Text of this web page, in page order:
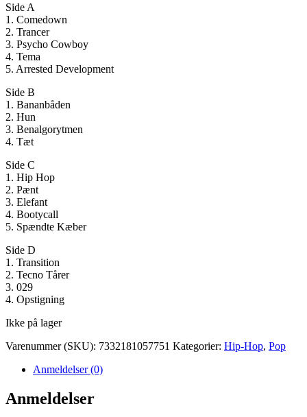
Side A
1. Comedown
2. Trancer
3. Psycho Cowboy
4. Tema
5. Arrested Development
Side B
1. Bananbåden
2. Hun
3. Benalgorytmen
4. Tæt
Side C
1. Hip Hop
2. Pænt
3. Elefant
4. Bootycall
5. Spændte Kæber
Side D
1. Transition
2. Tecno Tårer
3. 029
4. Opstigning
Ikke på lager
Varenummer (SKU): 7332181057751 Kategorier: Hip-Hop, Pop
Anmeldelser (0)
Anmeldelser